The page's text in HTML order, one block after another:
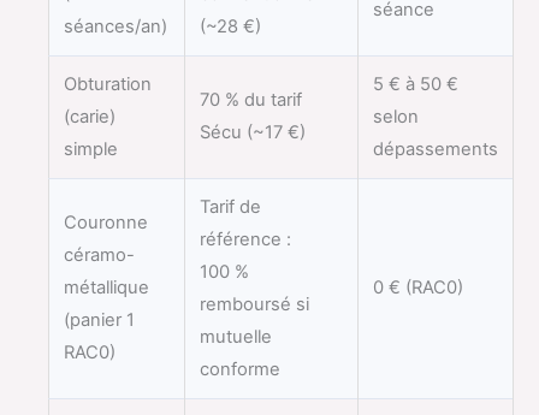
séances/an)
(~28 €)
séance
Obturation
(carie)
simple
70 % du tarif
Sécu (~17 €)
5 € à 50 €
selon
dépassements
Couronne
céramo-
métallique
(panier 1
RAC0)
Tarif de
référence :
100 %
remboursé si
mutuelle
conforme
0 € (RAC0)